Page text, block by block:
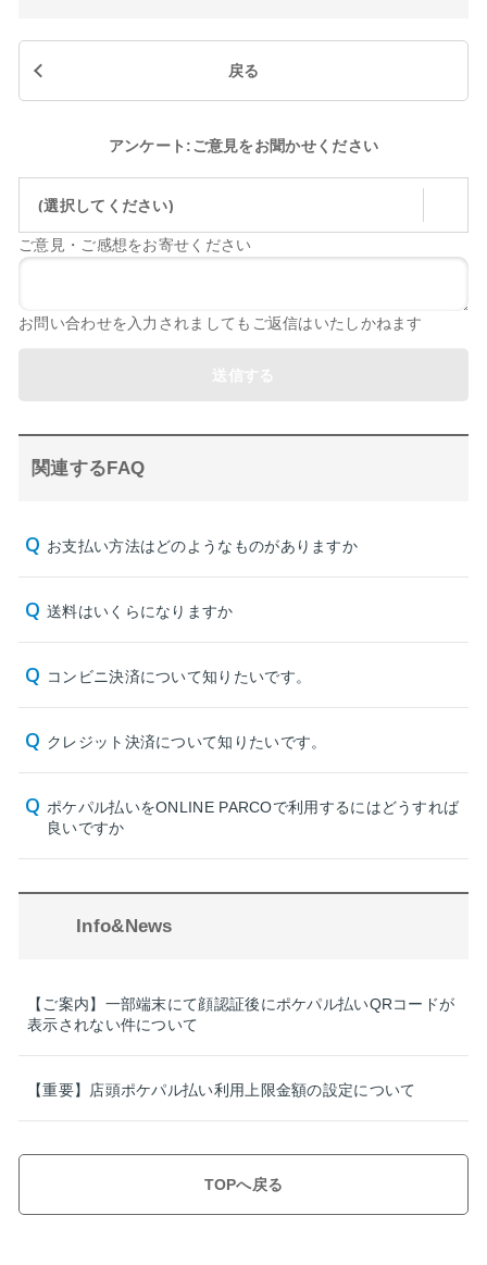
戻る
アンケート:ご意見をお聞かせください
(選択してください)
ご意見・ご感想をお寄せください
お問い合わせを入力されましてもご返信はいたしかねます
関連するFAQ
お支払い方法はどのようなものがありますか
送料はいくらになりますか
コンビニ決済について知りたいです。
クレジット決済について知りたいです。
ポケパル払いをONLINE PARCOで利用するにはどうすれば
良いですか
Info&News
【ご案内】一部端末にて顔認証後にポケパル払いQRコードが
表示されない件について
【重要】店頭ポケパル払い利用上限金額の設定について
TOPへ戻る